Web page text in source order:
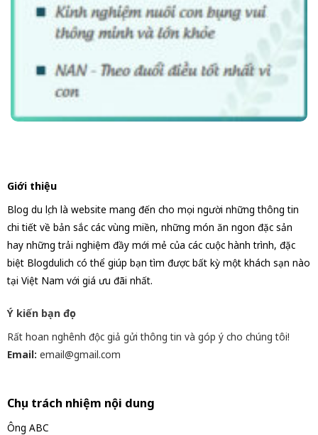
Giới thiệu
Blog du lịch là website mang đến cho mọi người những thông tin
chi tiết về bản sắc các vùng miền, những món ăn ngon đặc sản
hay những trải nghiệm đầy mới mẻ của các cuộc hành trình, đặc
biệt Blogdulich có thể giúp bạn tìm được bất kỳ một khách sạn nào
tại Việt Nam với giá ưu đãi nhất.
Ý kiến bạn đọc
Rất hoan nghênh độc giả gửi thông tin và góp ý cho chúng tôi!
Email: email@gmail.com
Chịu trách nhiệm nội dung
Ông ABC